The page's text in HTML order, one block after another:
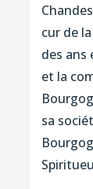
cur de
des ans
et la
sa